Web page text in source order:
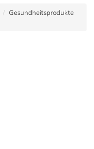
Gesundheitsprodukte